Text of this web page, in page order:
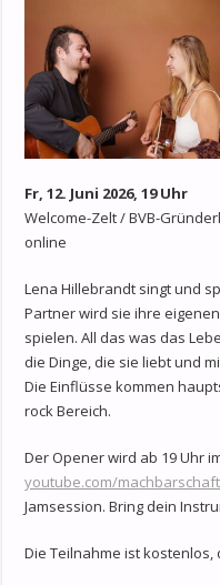
Fr, 12. Juni 2026, 19 Uhr
Welcome-Zelt / BVB-
online
Lena Hillebrandt singt und
Partner wird sie ihre
spielen. All das was das
die Dinge, die sie liebt und
Die Einflüsse kommen
rock Bereich.
Der Opener wird ab 19 Uhr
youtube.com/
Jamsession. Bring dein
Die Teilnahme ist kostenlos,